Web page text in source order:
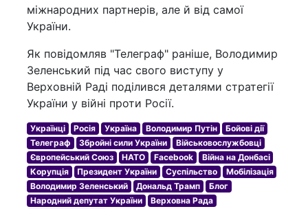
міжнародних партнерів, але й від самої
України.
Як повідомляв "Телеграф" раніше, Володимир
Зеленський під час свого виступу у
Верховній Раді поділився деталями стратегії
України у війні проти Росії.
Українці Росія Україна Володимир Путін
Бойові дії
Телеграф
Збройні сили України
Військовослужбовці
Європейський Союз
НАТО Facebook
Війна на Донбасі
Корупція
Президент України Суспільство
Мобілізація
Володимир Зеленський
Дональд Трамп
Блог
Народний депутат України
Верховна Рада